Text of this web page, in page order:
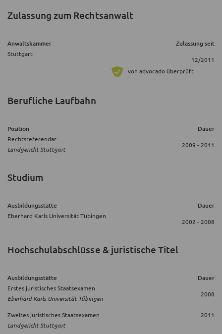
Zulassung zum Rechtsanwalt
Anwaltskammer Zulassung seit
Stuttgart
12/2011
von advocado überprüft
Berufliche Laufbahn
Position Dauer
Rechtsreferendar
Landgericht Stuttgart
2009 - 2011
Studium
Ausbildungsstätte Dauer
Eberhard Karls Universität Tübingen
2002 - 2008
Hochschulabschlüsse & juristische Titel
Ausbildungsstätte Dauer
Erstes juristisches Staatsexamen
Eberhard Karls Universität Tübingen
2008
Zweites juristisches Staatsexamen
Landgericht Stuttgart
2011